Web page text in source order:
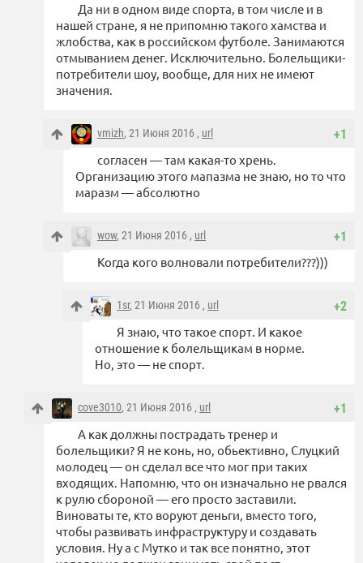
Да ни в одном виде спорта, в том числе и в
нашей стране, я не припомню такого хамства и
жлобства, как в российском футболе. Занимаются
отмыванием денег. Исключительно. Болельщики-
потребители шоу, вообще, для них не имеют
значения.
+1
vmizh, 21 Июня 2016 , url
согласен — там какая-то хрень.
Организацию этого мапазма не знаю, но то что
маразм — абсолютно
+1
wow, 21 Июня 2016 , url
Когда кого волновали потребители???)))
+2
1sr, 21 Июня 2016 , url
Я знаю, что такое спорт. И какое
отношение к болельщикам в норме.
Но, это — не спорт.
+1
cove3010, 21 Июня 2016 , url
А как должны пострадать тренер и
болельщики? Я не конь, но, обьективно, Слуцкий
молодец — он сделал все что мог при таких
входящих. Напомню, что он изначально не рвался
к рулю сбороной — его просто заставили.
Виноваты те, кто воруют деньги, вместо того,
чтобы развивать инфраструктуру и создавать
условия. Ну а с Мутко и так все понятно, этот